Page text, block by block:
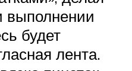
выполнении
будет
лента.